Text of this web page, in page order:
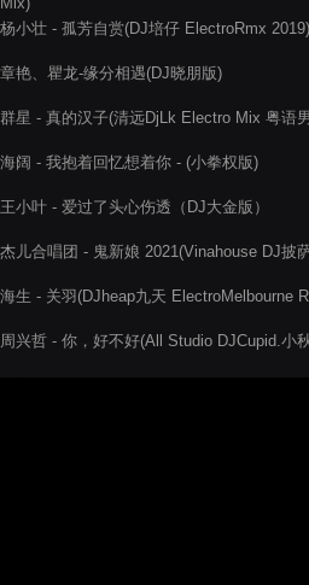
杨小壮 - 孤芳自赏(DJ培仔 ElectroRmx 2019)
章艳、瞿龙-缘分相遇(DJ晓朋版)
群星 - 真的汉子(清远DjLk Electro Mix 粤语
海阔 - 我抱着回忆想着你 - (小拳权版)
王小叶 - 爱过了头心伤透（DJ大金版）
杰儿合唱团 - 鬼新娘 2021(Vinahouse DJ披
海生 - 关羽(DJheap九天 ElectroMelbourne
周兴哲 - 你，好不好(All Studio DJCupid.小